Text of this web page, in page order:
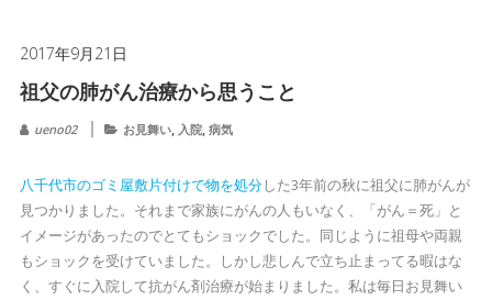
2017年9月21日
祖父の肺がん治療から思うこと
ueno02 お見舞い, 入院, 病気
八千代市のゴミ屋敷片付けで物を処分した3年前の秋に祖父に肺がんが
見つかりました。それまで家族にがんの人もいなく、「がん＝死」と
イメージがあったのでとてもショックでした。同じように祖母や両親
もショックを受けていました。しかし悲しんで立ち止まってる暇はな
く、すぐに入院して抗がん剤治療が始まりました。私は毎日お見舞い